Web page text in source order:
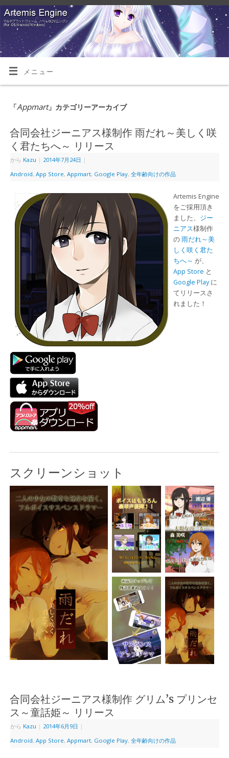
メニュー
「Appmart」カテゴリーアーカイブ
合同会社ジーニアス様制作 雨だれ～美しく咲
く君たちへ～ リリース
から Kazu | 2014年7月24日 |
Android, App Store, Appmart, Google Play, 全年齢向けの作品
Artemis Engine
をご採用頂き
ました、 ジー
ニアス様制作
の雨だれ～美
しく咲く君た
ちへ～ が、
App Store と
Google Playに
てリリースさ
れました！
スクリーンショット
合同会社ジーニアス様制作 グリム’s プリンセ
ス～童話姫～ リリース
から Kazu | 2014年6月9日 |
Android, App Store, Appmart, Google Play, 全年齢向けの作品